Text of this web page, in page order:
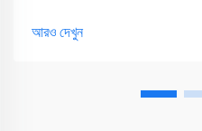
আরও দেখুন